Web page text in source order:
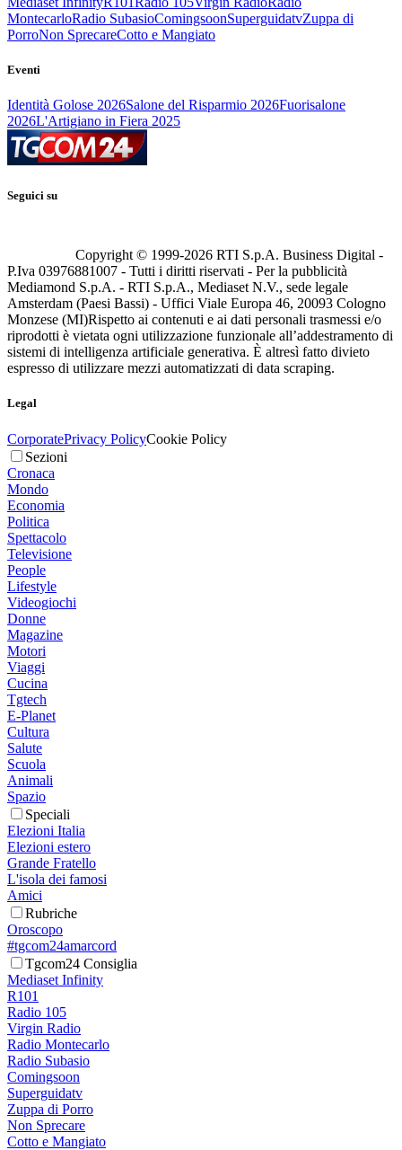
MontecarloRadio SubasioComingsoonSuperguidatvZuppa di
PorroNon SprecareCotto e Mangiato
Eventi
Identità Golose 2026Salone del Risparmio 2026Fuorisalone
2026L'Artigiano in Fiera 2025
Seguici su
Copyright © 1999-2026 RTI S.p.A. Business Digital -
P.Iva 03976881007 - Tutti i diritti riservati - Per la pubblicità
Mediamond S.p.A. - RTI S.p.A., Mediaset N.V., sede legale
Amsterdam (Paesi Bassi) - Uffici Viale Europa 46, 20093 Cologno
Monzese (MI)Rispetto ai contenuti e ai dati personali trasmessi e/o
riprodotti è vietata ogni utilizzazione funzionale all’addestramento di
sistemi di intelligenza artificiale generativa. È altresì fatto divieto
espresso di utilizzare mezzi automatizzati di data scraping.
Legal
CorporatePrivacy PolicyCookie Policy
Sezioni
Cronaca
Mondo
Economia
Politica
Spettacolo
Televisione
People
Lifestyle
Videogiochi
Donne
Magazine
Motori
Viaggi
Cucina
Tgtech
E-Planet
Cultura
Salute
Scuola
Animali
Spazio
Speciali
Elezioni Italia
Elezioni estero
Grande Fratello
L'isola dei famosi
Amici
Rubriche
Oroscopo
#tgcom24amarcord
Tgcom24 Consiglia
Mediaset Infinity
R101
Radio 105
Virgin Radio
Radio Montecarlo
Radio Subasio
Comingsoon
Superguidatv
Zuppa di Porro
Non Sprecare
Cotto e Mangiato